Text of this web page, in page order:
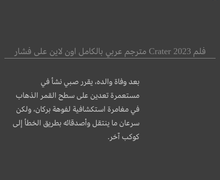
فلم Crater 2023 مترجم عربي بالكامل اون لاين على فشار
بعد وفاة والده، يقرر صبي نشأ في
مستعمرة تعدين على سطح القمر الذهاب
في مغامرة استكشافية لفوهة بركان، ولكن
سرعان ما ينتقل وأصدقائه بطريق الخطأ إلى
كوكب آخر.